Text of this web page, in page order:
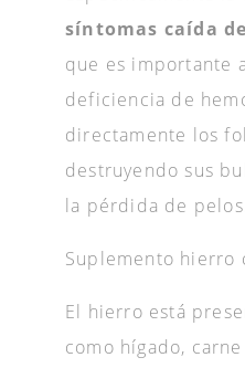
síntomas caída
que es importante
deficiencia de
directamente los
destruyendo sus
la pérdida de
Suplemento hierro
El hierro está
como hígado,